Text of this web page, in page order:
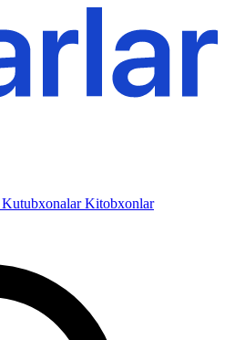
KutubxonalarKitobxonlar